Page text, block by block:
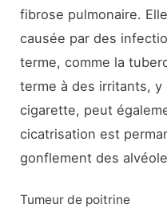
fibrose pulmonaire.
causée par des
terme, comme la
terme à des irritants, y
cigarette, peut
cicatrisation est
gonflement des
Tumeur de poitrine